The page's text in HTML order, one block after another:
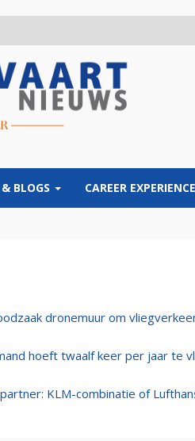
BLOGS CAREER EXPERIENCE
dronemuur om
hoeft twaalf keer per jaar te
KLM-combinatie of